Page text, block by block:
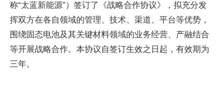
称“太蓝新能源”）签订了《战略合作协议》，拟充分发
挥双方在各自领域的管理、技术、渠道、平台等优势，
围绕固态电池及其关键材料领域的业务经营、产融结合
等开展战略合作。本协议自签订生效之日起，有效期为
三年。